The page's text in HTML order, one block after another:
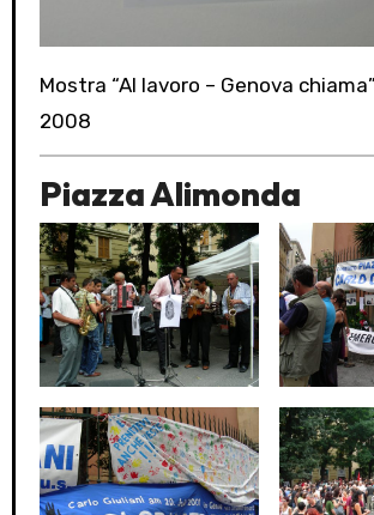
Mostra “Al lavoro – Genova
2008
Piazza Alimonda